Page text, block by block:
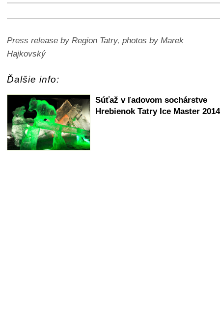
+
−
⛶
+
−
⛶
+
− ⛶
Press release by Region Tatry, photos by Marek
Hajkovský
Ďalšie info:
Súťaž v ľadovom sochárstve
Hrebienok Tatry Ice Master 2014